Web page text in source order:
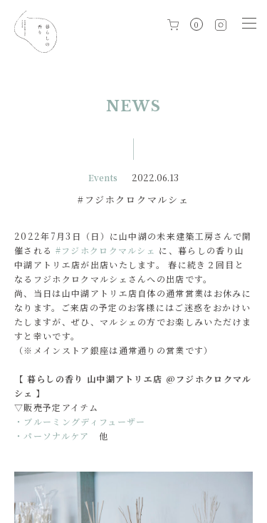
0
NEWS
Events 2022.06.13
#フジホクロクマルシェ
2022年7月3日（日）に山中湖の未来建築工房さんで開
催される #フジホクロクマルシェ に、暮らしの香り山
中湖アトリエ店が出店いたします。 春に続き２回目と
なるフジホクロクマルシェさんへの出店です。
尚、当日は山中湖アトリエ店自体の通常営業はお休みに
なります。ご来店の予定のお客様にはご迷惑をおかけい
たしますが、ぜひ、マルシェの方でお楽しみいただけま
すと幸いです。
（※メインストア銀座は通常通りの営業です）
【 暮らしの香り 山中湖アトリエ店 @フジホクロクマル
シェ 】
▽販売予定アイテム
・ブルーミングディフューザー
・パーソナルケア
他